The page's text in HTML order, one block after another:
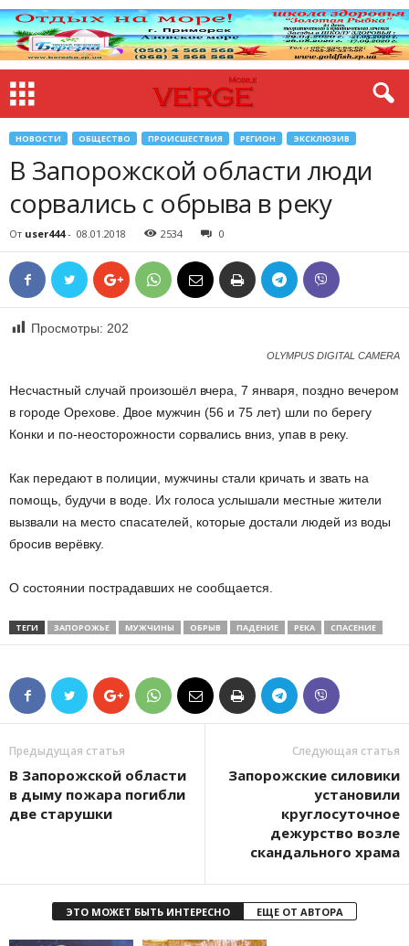
НОВОСТИ ОБЩЕСТВО ПРОИСШЕСТВИЯ РЕГИОН ЭКСКЛЮЗИВ
В Запорожской области люди
сорвались с обрыва в реку
От user444- 08.01.2018 2534 0
Просмотры: 202
OLYMPUS DIGITAL CAMERA
Несчастный случай произошёл вчера, 7 января, поздно вечером
в городе Орехове. Двое мужчин (56 и 75 лет) шли по берегу
Конки и по-неосторожности сорвались вниз, упав в реку.
Как передают в полиции, мужчины стали кричать и звать на
помощь, будучи в воде. Их голоса услышали местные жители
вызвали на место спасателей, которые достали людей из воды
бросив верёвку.
О состоянии пострадавших не сообщается.
ТЕГИ ЗАПОРОЖЬЕ МУЖЧИНЫ ОБРЫВ ПАДЕНИЕ РЕКА СПАСЕНИЕ
Предыдущая статья
В Запорожской области
в дыму пожара погибли
две старушки
Следующая статья
Запорожские силовики
установили
круглосуточное
дежурство возле
скандального храма
ЭТО МОЖЕТ БЫТЬ ИНТЕРЕСНО ЕЩЕ ОТ АВТОРА